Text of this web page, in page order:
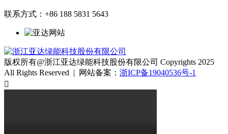
联系方式：+86 188 5831 5643
版权所有@浙江亚达绿能科技股份有限公司 Copyrights 2025
All Rights Reserved | 网站备案： 浙ICP备19040536号-1
